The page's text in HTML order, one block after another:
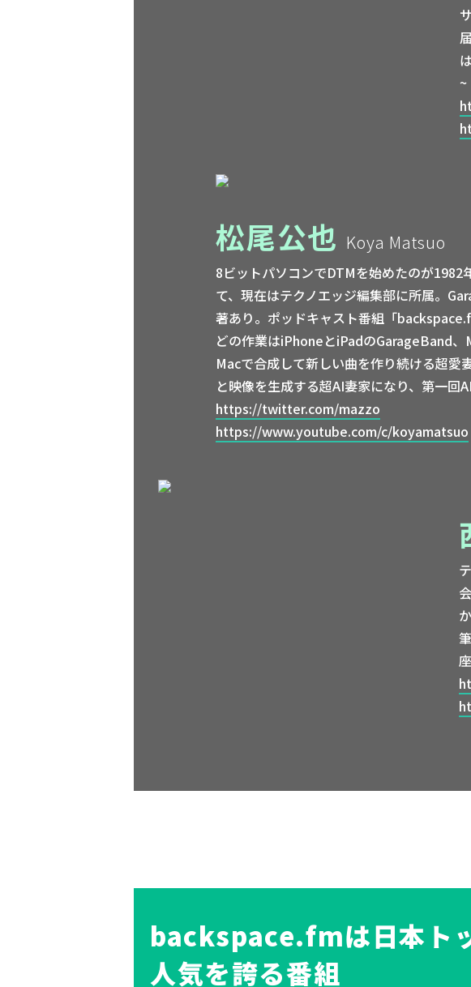
~
松尾公也 Koya Matsuo
8ビットパソコンでDTMを始めたのが
て、現在はテクノエッジ編集部に所属。
著あり。ポッドキャスト番組「
どの作業はiPhoneとiPadのGarageBand
Macで合成して新しい曲を作り続ける超愛
と映像を生成する超AI妻家になり、第一回
https://twitter.com/mazzo
https://www.youtube.com/c/koyamatsuo
backspace.fmは日本ト
人気を誇る番組